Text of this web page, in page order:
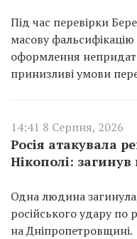
Під час перевірки
масову
оформлення
принизливі умови
14:41 8 Серпня, 2026
Росія атакувала
Нікополі: загинув
Одна людина
російського удару по
на Дніпропетровщині.